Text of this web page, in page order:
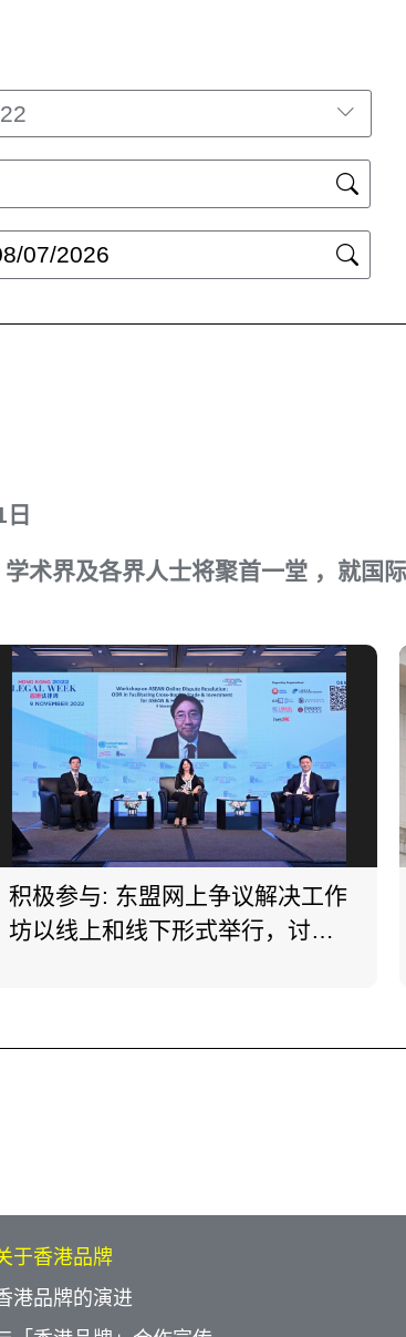
术界及各界人士将聚首一堂 ，就国
积极参与: 东盟网上争议解决工作
坊以线上和线下形式举行，讨论
于香港品牌
港品牌的演进